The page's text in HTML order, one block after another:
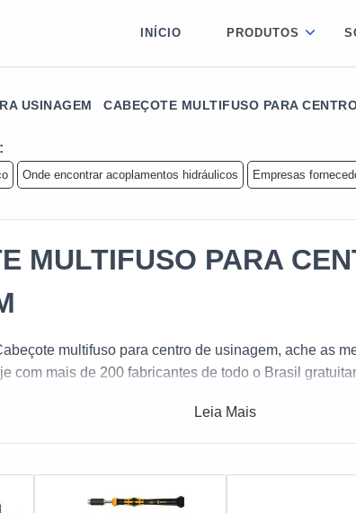
INÍCIO PRODUTOS
USINAGEM CABEÇOTE MULTIFUSO PARA
Onde encontrar acoplamentos hidráulicos Empresas
MULTIFUSO PARA
multifuso para centro de usinagem, ache as
com mais de 200 fabricantes de todo o Brasil
Leia Mais